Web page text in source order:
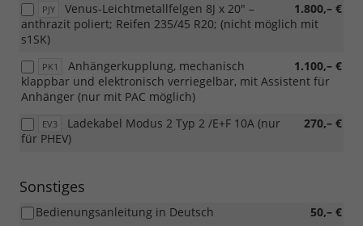
PJY 1.800,– €
Venus-Leichtmetallfelgen 8J x 20" –
anthrazit poliert; Reifen 235/45 R20; (nicht möglich mit
s1SK)
PK1 1.100,– €
Anhängerkupplung, mechanisch
klappbar und elektronisch verriegelbar, mit Assistent für
Anhänger (nur mit PAC möglich)
EV3 270,– €
Ladekabel Modus 2 Typ 2 /E+F 10A (nur
für PHEV)
Sonstiges
50,– €
Bedienungsanleitung in Deutsch